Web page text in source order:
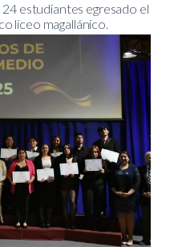
estudiantes egresado el
liceo magallánico.